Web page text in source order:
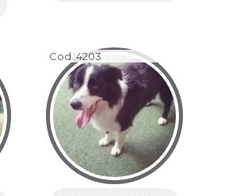
Cod.:4203